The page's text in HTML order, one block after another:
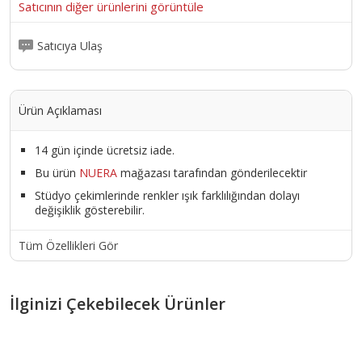
Satıcının diğer ürünlerini görüntüle
Satıcıya Ulaş
Ürün Açıklaması
14 gün içinde ücretsiz iade.
Bu ürün NUERA mağazası tarafından gönderilecektir
Stüdyo çekimlerinde renkler ışık farklılığından dolayı
değişiklik gösterebilir.
Tüm Özellikleri Gör
İlginizi Çekebilecek Ürünler